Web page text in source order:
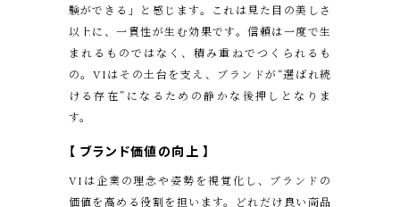
験ができる」と感じます。これは見た目の美しさ
以上に、一貫性が生む効果です。信頼は一度で生
まれるものではなく、積み重ねでつくられるも
の。VIはその土台を支え、ブランドが“選ばれ続
ける存在”になるための静かな後押しとなりま
す。
【 ブランド価値の向上 】
VIは企業の理念や姿勢を視覚化し、ブランドの
価値を高める役割を担います。どれだけ良い商品